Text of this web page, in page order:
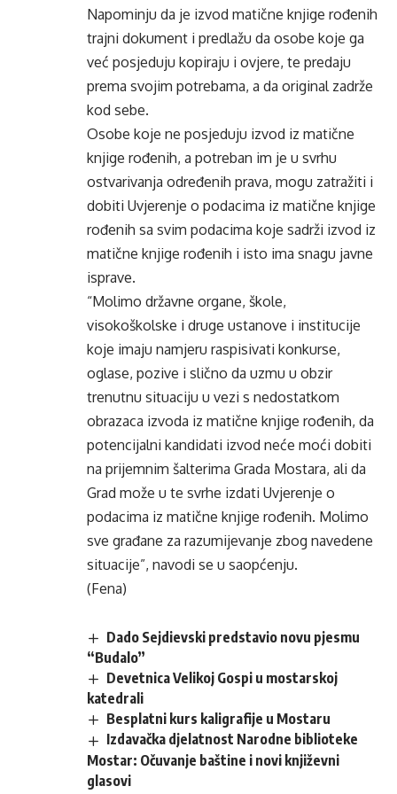
Napominju da je izvod matične knjige rođenih
trajni dokument i predlažu da osobe koje ga
već posjeduju kopiraju i ovjere, te predaju
prema svojim potrebama, a da original zadrže
kod sebe.
Osobe koje ne posjeduju izvod iz matične
knjige rođenih, a potreban im je u svrhu
ostvarivanja određenih prava, mogu zatražiti i
dobiti Uvjerenje o podacima iz matične knjige
rođenih sa svim podacima koje sadrži izvod iz
matične knjige rođenih i isto ima snagu javne
isprave.
“Molimo državne organe, škole,
visokoškolske i druge ustanove i institucije
koje imaju namjeru raspisivati konkurse,
oglase, pozive i slično da uzmu u obzir
trenutnu situaciju u vezi s nedostatkom
obrazaca izvoda iz matične knjige rođenih, da
potencijalni kandidati izvod neće moći dobiti
na prijemnim šalterima Grada Mostara, ali da
Grad može u te svrhe izdati Uvjerenje o
podacima iz matične knjige rođenih. Molimo
sve građane za razumijevanje zbog navedene
situacije”, navodi se u saopćenju.
(Fena)
Dado Sejdievski predstavio novu pjesmu
“Budalo”
Devetnica Velikoj Gospi u mostarskoj
katedrali
Besplatni kurs kaligrafije u Mostaru
Izdavačka djelatnost Narodne biblioteke
Mostar: Očuvanje baštine i novi književni
glasovi